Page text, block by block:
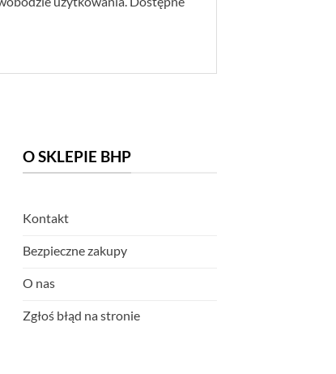
O SKLEPIE BHP
Kontakt
Bezpieczne zakupy
O nas
Zgłoś błąd na stronie